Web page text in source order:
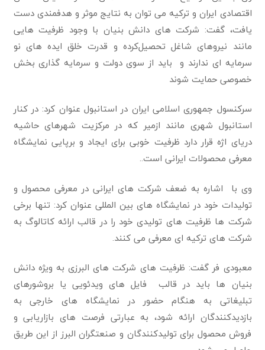
اقتصادی ایران و ترکیه می توان به نتایج موثر و هدفمندی دست
یافت، گفت: شرکت های دانش بنیان با وجود ظرفیت هایی
مانند نیروهای شاغل تحصیل‌کرده و قدرت خلق ایده های نو
سرمایه ای ندارند و باید از سوی دولت و سرمایه گذاری بخش
خصوصی حمایت شوند
سرکنسول جمهوری اسلامی ایران در استانبول عنوان کرد: در کنار
استانبول شهری مانند ازمیر که در مرکزیت شهرهای حاشیه
دریای اژه قرار دارد ظرفیت خوبی برای ایجاد و برپایی نمایشگاه
معرفی محصولات ایرانی است..
وی با اشاره به ضعف شرکت های ایرانی در معرفی محصول و
تولیدات خود در نمایشگاه های بین المللی عنوان کرد: تنها برخی
شرکت ها ظرفیت های تولیدی خود را در قالب ارائه کاتالوگ به
شرکت های ترکیه ای معرفی می کنند.
معبودی فر گفت: ظرفیت های شرکت های البرزی به ویژه دانش
بنیان ها باید در قالب فایل های ویدئویی یا بروشورهای
تبلیغاتی به هنگام حضور در نمایشگاه های خارجی به
بازدیدکنندگان ارائه شود، به عبارتی فرصت های بازاریابی و
فروش محصول برای تولیدکنندگان و صنعتگران البرز از این طریق